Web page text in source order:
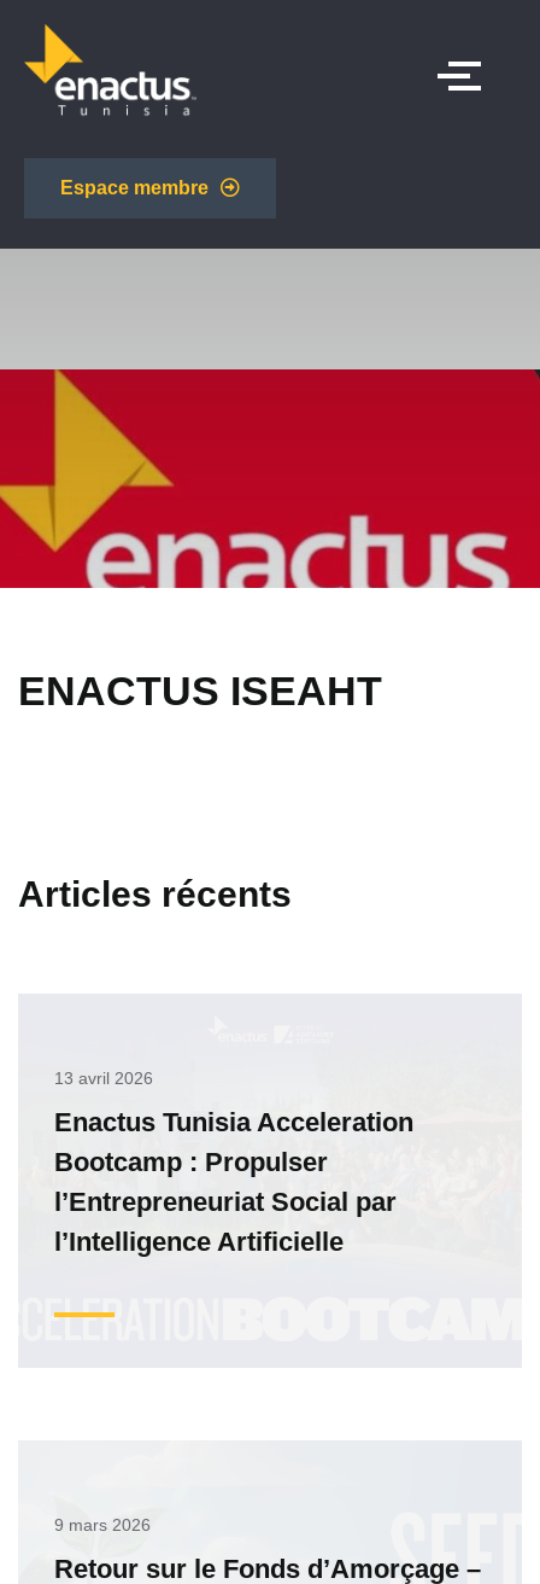
Espace membre
ENACTUS ISEAHT
Articles récents
13 avril 2026
Enactus Tunisia Acceleration
Bootcamp : Propulser
l’Entrepreneuriat Social par
l’Intelligence Artificielle
9 mars 2026
Retour sur le Fonds d’Amorçage –